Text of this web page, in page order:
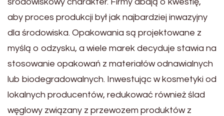
środowiskowy charakter. Firmy dbają o kwestię,
aby proces produkcji był jak najbardziej inwazyjny
dla środowiska. Opakowania są projektowane z
myślą o odzysku, a wiele marek decyduje stawia na
stosowanie opakowań z materiałów odnawialnych
lub biodegradowalnych. Inwestując w kosmetyki od
lokalnych producentów, redukować również ślad
węglowy związany z przewozem produktów z